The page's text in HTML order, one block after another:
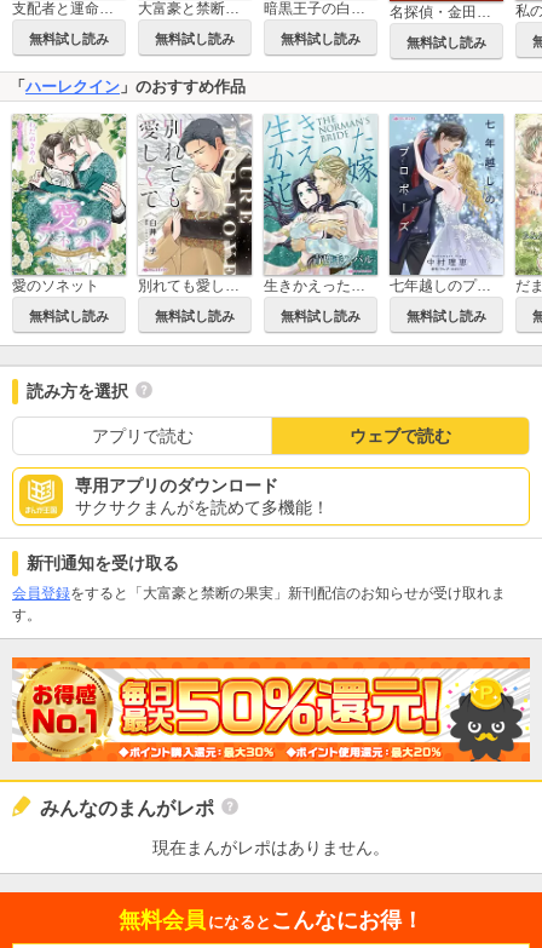
支配者と運命の女
無料試し読み
大富豪と禁断の眠り姫
無料試し読み
暗黒王子の白き花嫁
無料試し読み
名探偵・金田一耕助シリーズ
無料試し読み
私
「 ハーレクイン 」のおすすめ作品
愛のソネット
無料試し読み
別れても愛しくて
無料試し読み
生きかえった花嫁
無料試し読み
七年越しのプロポーズ
無料試し読み
読み方を選択
アプリで読む ウェブで読む
専用アプリのダウンロード
サクサクまんがを読めて多機能！
新刊通知を受け取る
会員登録をすると「大富豪と禁断の果実」新刊配信のお知らせが受け取れま
す。
みんなのまんがレポ
現在まんがレポはありません。
無料会員 になると こんなにお得！